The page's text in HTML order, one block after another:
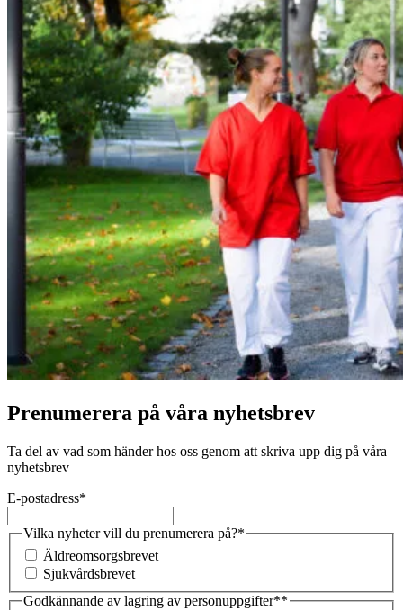
Prenumerera på våra nyhetsbrev
Ta del av vad som händer hos oss genom att skriva upp dig på våra
nyhetsbrev
E-postadress*
Vilka nyheter vill du prenumerera på?*
Äldreomsorgsbrevet
Sjukvårdsbrevet
Godkännande av lagring av personuppgifter**